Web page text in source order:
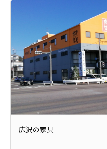
広沢の家具